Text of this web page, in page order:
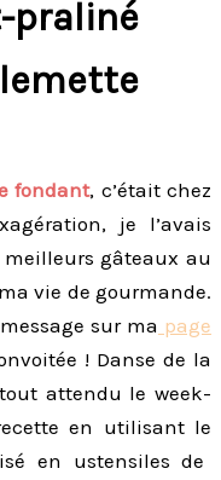
praliné
fondant, c’était chez
je l’avais
gâteaux au
vie de gourmande.
sur ma page
! Danse de la
attendu le week-
en utilisant le
en ustensiles de